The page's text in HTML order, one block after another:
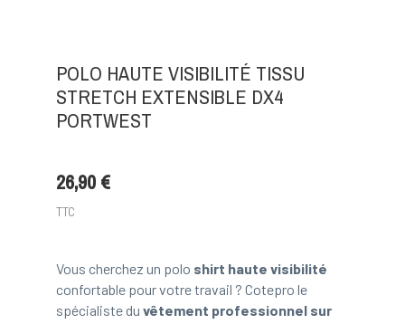
POLO HAUTE VISIBILITÉ TISSU
STRETCH EXTENSIBLE DX4
PORTWEST
26,90 €
TTC
Vous cherchez un polo shirt haute visibilité
confortable pour votre travail ? Cotepro le
spécialiste du vêtement professionnel sur